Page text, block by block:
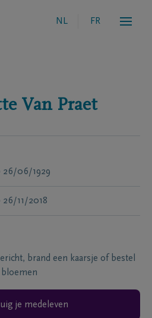
NL FR
Van Praet
26/06/1929
26/11/2018
brand een kaarsje of bestel
bloemen
je medeleven